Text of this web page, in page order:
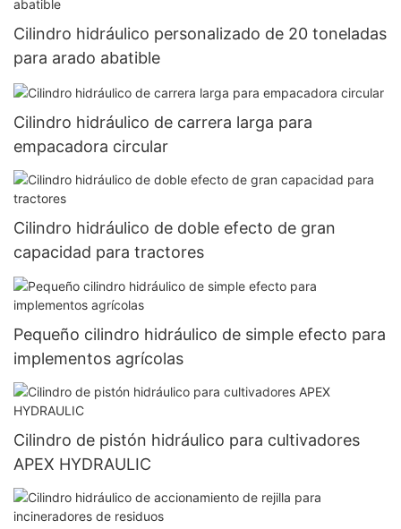
Cilindro hidráulico personalizado de 20 toneladas
para arado abatible
Cilindro hidráulico de carrera larga para
empacadora circular
Cilindro hidráulico de doble efecto de gran
capacidad para tractores
Pequeño cilindro hidráulico de simple efecto para
implementos agrícolas
Cilindro de pistón hidráulico para cultivadores
APEX HYDRAULIC